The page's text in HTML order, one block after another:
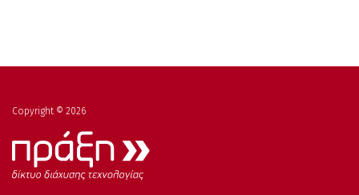
Copyright © 2026